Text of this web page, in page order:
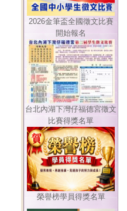
2026金筆盃全國徵文比賽
開始報名
台北內湖下灣仔福德宮徵文
比賽得獎名單
榮譽榜學員得獎名單